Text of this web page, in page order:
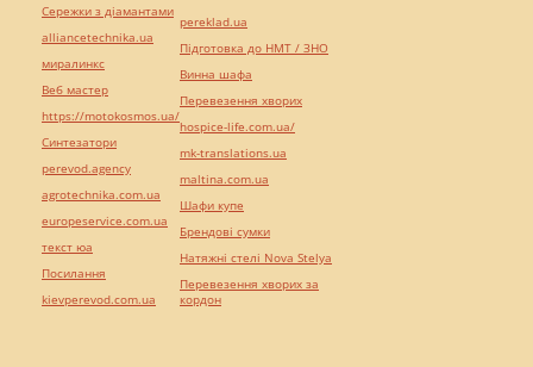
Сережки з діамантами
alliancetechnika.ua
миралинкс
Веб мастер
https://motokosmos.ua/
Синтезатори
perevod.agency
agrotechnika.com.ua
europeservice.com.ua
текст юа
Посилання
kievperevod.com.ua
pereklad.ua
Підготовка до НМТ / ЗНО
Винна шафа
Перевезення хворих
hospice-life.com.ua/
mk-translations.ua
maltina.com.ua
Шафи купе
Брендові сумки
Натяжні стелі Nova Stelya
Перевезення хворих за
кордон